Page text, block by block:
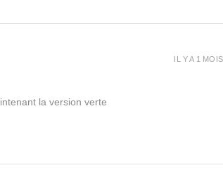
la version verte
IL Y A 1 MOIS